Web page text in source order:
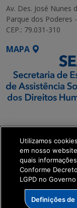
Av. Des. José Nunes
Parque dos Poderes
CEP.: 79.031-310
MAPA
Executiva de
Transformação
get_footer();
Utilizamos
em nosso
quais
Conforme
LGPD no
Definições